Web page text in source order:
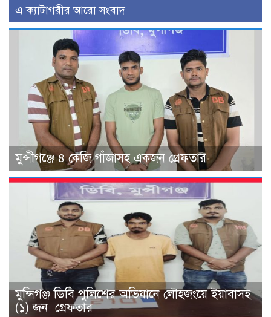
এ ক্যাটাগরীর আরো সংবাদ
মুন্সীগঞ্জে ৪ কেজি গাঁজাসহ একজন গ্রেফতার
মুন্সিগঞ্জ ডিবি পুলিশের অভিযানে লৌহজংয়ে ইয়াবাসহ
(১) জন গ্রেফতার